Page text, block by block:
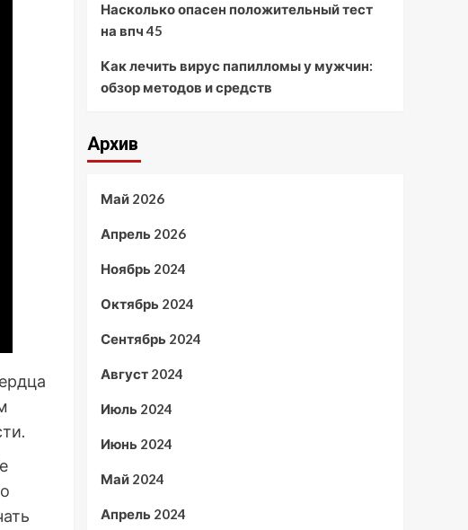
Насколько опасен положительный тест
на впч 45
Как лечить вирус папилломы у мужчин:
обзор методов и средств
Архив
Май 2026
Апрель 2026
Ноябрь 2024
Октябрь 2024
Сентябрь 2024
Август 2024
Июль 2024
Июнь 2024
Май 2024
Апрель 2024